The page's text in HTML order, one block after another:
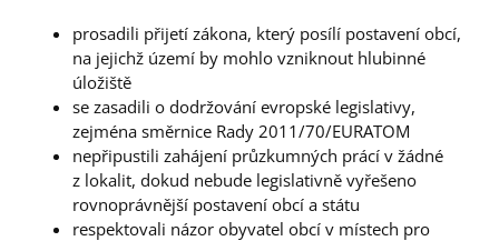
prosadili přijetí zákona, který posílí postavení obcí,
na jejichž území by mohlo vzniknout hlubinné
úložiště
se zasadili o dodržování evropské legislativy,
zejména směrnice Rady 2011/70/EURATOM
nepřipustili zahájení průzkumných prácí v žádné
z lokalit, dokud nebude legislativně vyřešeno
rovnoprávnější postavení obcí a státu
respektovali názor obyvatel obcí v místech pro